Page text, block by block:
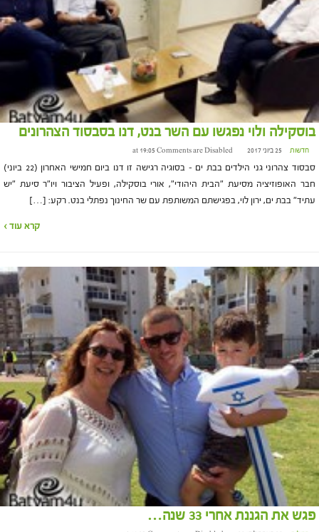
בוסקילה ולוי נפגשו עם השר בנט, דנו בסבסוד הצהרונים
חדשות 25 ביוני 2017 at 19:05 Comments are Disabled
סבסוד צהרוני גני הילדים בבת ים – בסוגיה רגישה זו דנו ביום חמישי האחרון (22 ביוני)
חבר האופוזיציה מסיעת "הבית היהודי", אורי בוסקילה, ופעיל הציבור ויו"ר סיעת "יש
עתיד" בבת ים, ירון לוי, בפגישתם המשותפת עם שר החינוך נפתלי בנט. רקע: […]
קרא עוד ›
פגש את הגננת אחרי 33 שנה…